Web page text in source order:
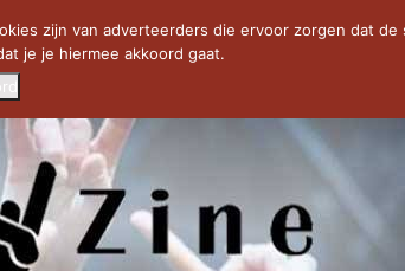
KOMT TERUG IN 0... CD VAN DE WEEK: SLEEPING...
zijn van adverteerders die ervoor zorgen dat
je je hiermee akkoord gaat.